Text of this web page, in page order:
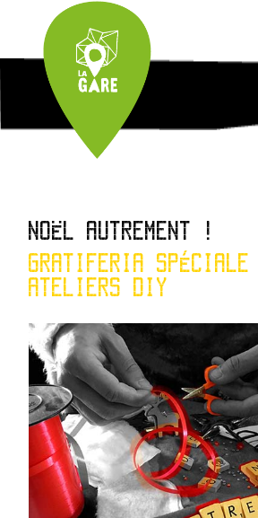
NOËL AUTREMENT !
GRATIFERIA
ATELIERS DIY